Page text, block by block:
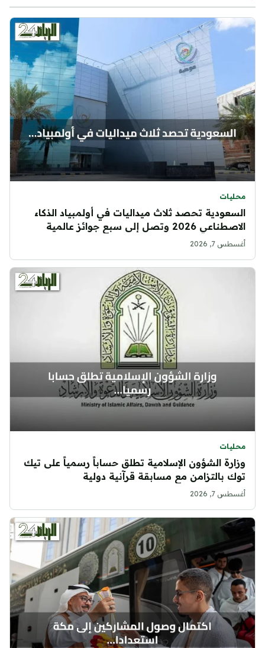
محليات
السعودية تحصد ثلاث ميداليات في أولمبياد الذكاء
الاصطناعي 2026 وتصل إلى سبع جوائز عالمية
أغسطس 7, 2026
محليات
وزارة الشؤون الإسلامية تطلق حساباً رسمياً على تيك
توك بالتزامن مع مسابقة قرآنية دولية
أغسطس 7, 2026